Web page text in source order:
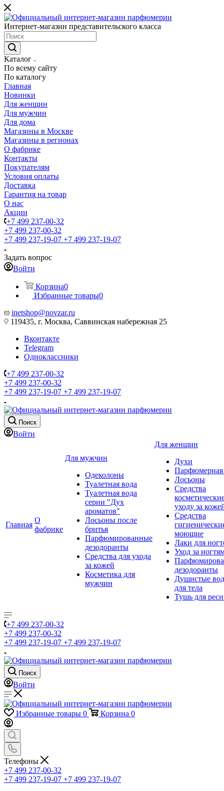
Интернет-магазин представительского класса
Каталог
По всему сайту
По каталогу
Главная
Новинки
Для женщин
Для мужчин
Для дома
Магазины в Москве
Магазины в регионах
О фабрике
Контакты
Покупателям
Условия оплаты
Доставка
Гарантия на товар
О нас
Акции
+7 499 237-00-32
+7 499 237-00-32
+7 499 237-19-07 +7 499 237-19-07
Задать вопрос
Войти
Корзина0
Избранные товары0
inetshop@novzar.ru
119435, г. Москва, Саввинская набережная 25
Вконтакте
Telegram
Одноклассники
+7 499 237-00-32
+7 499 237-00-32
+7 499 237-19-07 +7 499 237-19-07
Поиск
Войти
Главная
О
фабрике
Для мужчин
Одеколоны
Туалетная вода
Туалетная вода
серии "Дух
ароматов"
Лосьоны после
бритья
Парфюмированные
дезодоранты
Средства для ухода
за кожей
Косметика для
мужчин
Для женщин
Духи
Парфюмерная
Лосьоны
Средства
уходу за
Средства
моющие
Лаки для
Уход за
дезодоранты
Душистые
для тела
Тушь для
+7 499 237-00-32
+7 499 237-00-32
+7 499 237-19-07 +7 499 237-19-07
Поиск
Войти
Избранные товары 0 Корзина 0
Телефоны
+7 499 237-00-32
+7 499 237-19-07 +7 499 237-19-07